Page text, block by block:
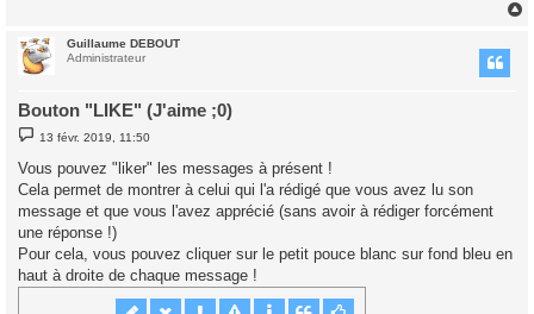
Guillaume DEBOUT
Administrateur
Bouton "LIKE" (J'aime ;0)
M
e
s
a
e
13 févr. 2019, 11:50
Vous pouvez "liker" les messages à présent !
Cela permet de montrer à celui qui l'a rédigé que vous avez lu son
message et que vous l'avez apprécié (sans avoir à rédiger forcément
une réponse !)
Pour cela, vous pouvez cliquer sur le petit pouce blanc sur fond bleu en
haut à droite de chaque message !